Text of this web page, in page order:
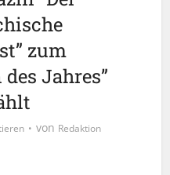
zum
Jahres”
von Redaktion